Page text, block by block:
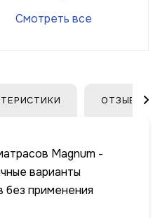
Смотреть все
ОТЗЫВЫ
Magnum -
варианты
без применения